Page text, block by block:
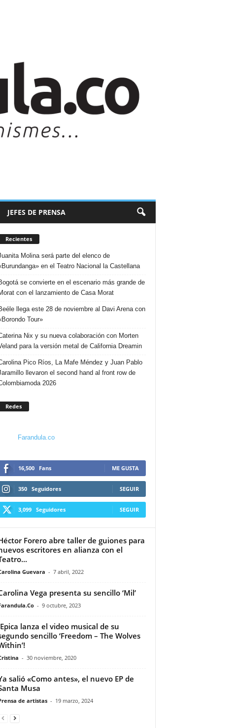
JEFES DE PRENSA
Recientes
Molina será parte del elenco de
en el Teatro Nacional la Castellana
se convierte en el escenario más grande de
con el lanzamiento de Casa Morat
llega este 28 de noviembre al Davi Arena con
Tour»
Nix y su nueva colaboración con Morten
para la versión metal de California Dreamin
Pico Ríos, La Mafe Méndez y Juan Pablo
llevaron el second hand al front row de
2026
Redes
Farandula.co
16,500 Fans ME GUSTA
350 Seguidores SEGUIR
3,099 Seguidores SEGUIR
Forero abre taller de guiones para
escritores en alianza con el
Guevara - 7 abril, 2022
Vega presenta su sencillo ‘Mil’
- 9 octubre, 2023
lanza el video musical de su
sencillo ‘Freedom – The Wolves
- 30 noviembre, 2020
salió «Como antes», el nuevo EP de
Musa
de artistas - 19 marzo, 2024